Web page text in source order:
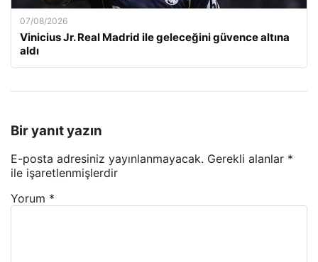
07/08/2026
Vinicius Jr. Real Madrid ile geleceğini güvence altına
aldı
Bir yanıt yazın
E-posta adresiniz yayınlanmayacak. Gerekli alanlar *
ile işaretlenmişlerdir
Yorum *